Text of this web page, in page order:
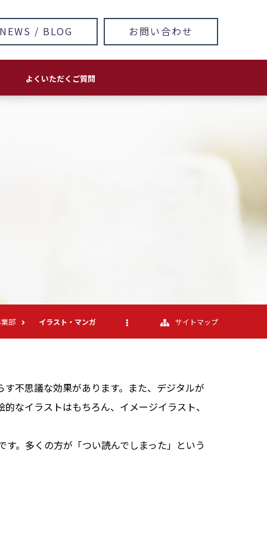
お問い合わせ
NEWS / BLOG
針
よくいただくご質問
部 イラスト・マンガ サイトマップ
不思議な効果があります。また、デジタルが
なイラストはもちろん、イメージイラスト、
。多くの方が「つい読んでしまった」という